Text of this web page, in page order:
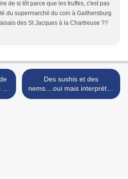
de si tôt parce que les truffes, c'est pas
du supermarché du coin à Gaithersburg
des St Jacques à la Chartreuse ??
Des sushis et des
nems....oui mais interprétés
par Valrhona! >